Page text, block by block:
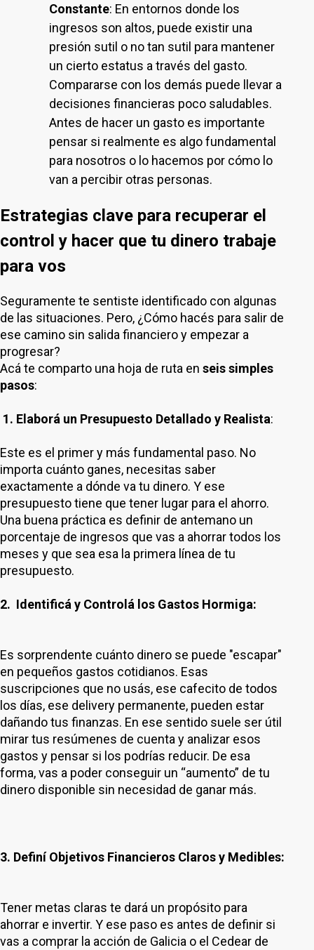
Constante: En entornos donde los
ingresos son altos, puede existir una
presión sutil o no tan sutil para mantener
un cierto estatus a través del gasto.
Compararse con los demás puede llevar a
decisiones financieras poco saludables.
Antes de hacer un gasto es importante
pensar si realmente es algo fundamental
para nosotros o lo hacemos por cómo lo
van a percibir otras personas.
Estrategias clave para recuperar el
control y hacer que tu dinero trabaje
para vos
Seguramente te sentiste identificado con algunas
de las situaciones. Pero, ¿Cómo hacés para salir de
ese camino sin salida financiero y empezar a
progresar?
Acá te comparto una hoja de ruta en seis simples
pasos:
1. Elaborá un Presupuesto Detallado y Realista:
Este es el primer y más fundamental paso. No
importa cuánto ganes, necesitas saber
exactamente a dónde va tu dinero. Y ese
presupuesto tiene que tener lugar para el ahorro.
Una buena práctica es definir de antemano un
porcentaje de ingresos que vas a ahorrar todos los
meses y que sea esa la primera línea de tu
presupuesto.
2. Identificá y Controlá los Gastos Hormiga:
Es sorprendente cuánto dinero se puede "escapar"
en pequeños gastos cotidianos. Esas
suscripciones que no usás, ese cafecito de todos
los días, ese delivery permanente, pueden estar
dañando tus finanzas. En ese sentido suele ser útil
mirar tus resúmenes de cuenta y analizar esos
gastos y pensar si los podrías reducir. De esa
forma, vas a poder conseguir un “aumento” de tu
dinero disponible sin necesidad de ganar más.
3. Definí Objetivos Financieros Claros y Medibles:
Tener metas claras te dará un propósito para
ahorrar e invertir. Y ese paso es antes de definir si
vas a comprar la acción de Galicia o el Cedear de